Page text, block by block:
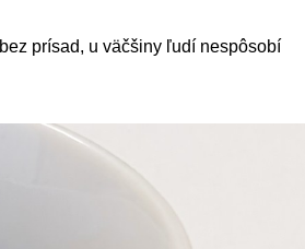
bez prísad, u väčšiny ľudí nespôsobí